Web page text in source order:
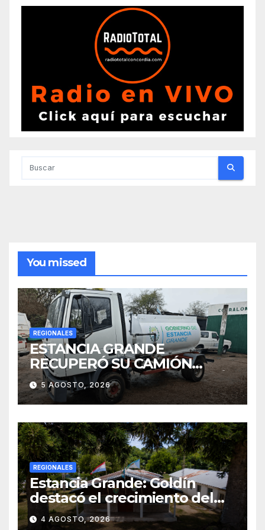
You missed
REGIONALES
ESTANCIA GRANDE
RECUPERÓ SU CAMIÓN
ATMOSFÉRICO Y MEJORARÁ
EL SERVICIO DE
SANEAMIENTO PARA LOS
VECINOS
5 AGOSTO, 2026
REGIONALES
Estancia Grande: Goldín
destacó el crecimiento del
municipio, anunció nuevas
4 AGOSTO, 2026